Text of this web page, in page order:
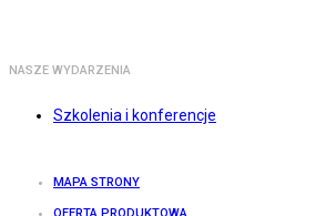
NASZE WYDARZENIA
Szkolenia i konferencje
MAPA STRONY